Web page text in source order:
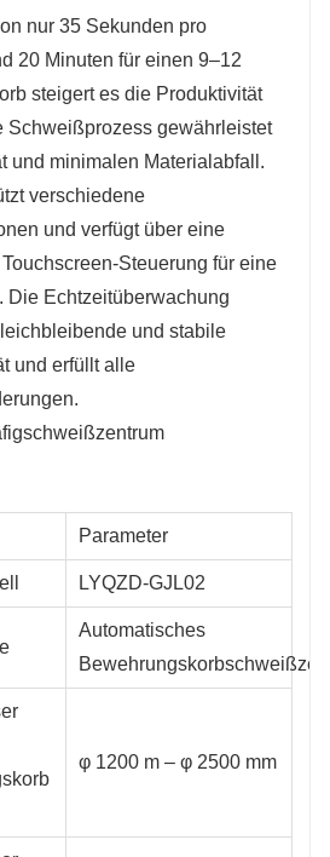
nur 35 Sekunden pro
20 Minuten für einen 9–12
steigert es die Produktivität
Schweißprozess gewährleistet
und minimalen Materialabfall.
verschiedene
und verfügt über eine
Steuerung für eine
Die Echtzeitüberwachung
und stabile
und erfüllt alle
Parameter
LYQZD-GJL02
Automatisches
φ 1200 m – φ 2500 mm